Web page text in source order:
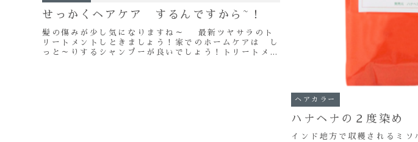
せっかくヘアケア するんですから~！
髪の傷みが少し気になりますね～ 最新ツヤサラのト
リートメントしときましょう！家でのホームケアは し
っと～りするシャンプーが良いでしょう！トリートメン
ヘアカラー
ハナヘナの２度染め
インド地方で収穫されるミ